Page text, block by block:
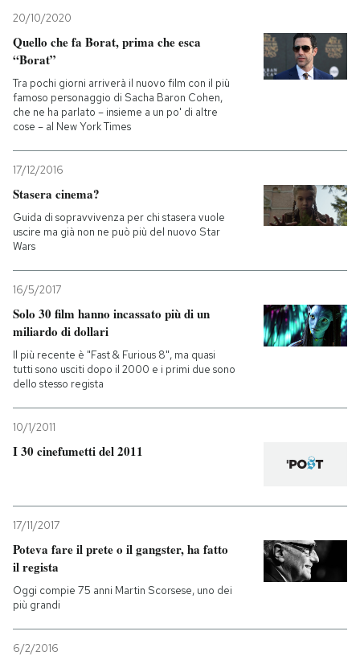
20/10/2020
Quello che fa Borat, prima che esca
“Borat”
Tra pochi giorni arriverà il nuovo film con il più
famoso personaggio di Sacha Baron Cohen,
che ne ha parlato – insieme a un po' di altre
cose – al New York Times
17/12/2016
Stasera cinema?
Guida di sopravvivenza per chi stasera vuole
uscire ma già non ne può più del nuovo Star
Wars
16/5/2017
Solo 30 film hanno incassato più di un
miliardo di dollari
Il più recente è "Fast & Furious 8", ma quasi
tutti sono usciti dopo il 2000 e i primi due sono
dello stesso regista
10/1/2011
I 30 cinefumetti del 2011
17/11/2017
Poteva fare il prete o il gangster, ha fatto
il regista
Oggi compie 75 anni Martin Scorsese, uno dei
più grandi
6/2/2016